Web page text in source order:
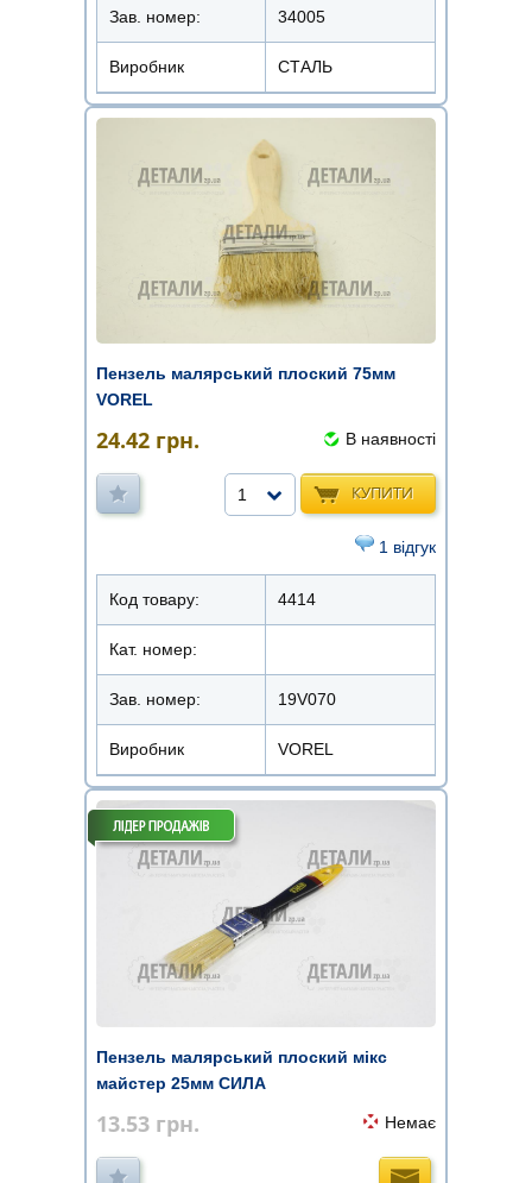
Зав. номер: 34005
Виробник СТАЛЬ
Пензель малярський плоский 75мм
VOREL
24.42 грн. В наявності
КУПИТИ
1
1 відгук
Код товару: 4414
Кат. номер:
Зав. номер: 19V070
Виробник VOREL
Пензель малярський плоский мікс
майстер 25мм СИЛА
13.53 грн. Немає